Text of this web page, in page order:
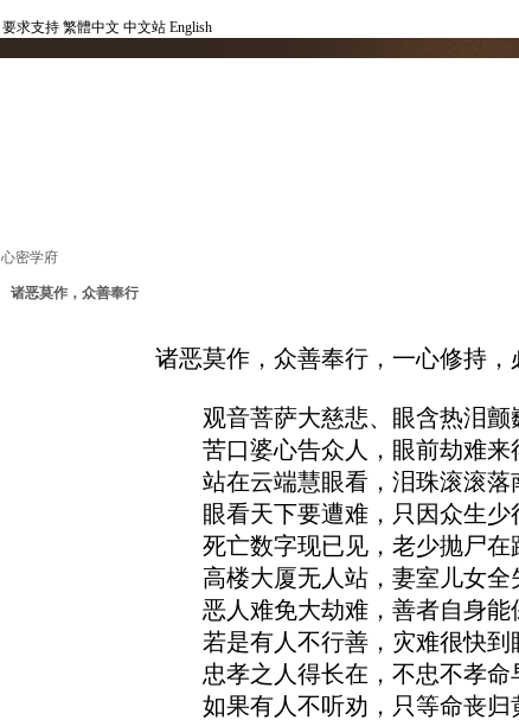
要求支持 繁體中文 中文站 English
心密学府
诸恶莫作，众善奉行
诸恶莫作，众善奉行，一心修持，
观音菩萨大慈悲、眼含热泪颤
苦口婆心告众人，眼前劫难来
站在云端慧眼看，泪珠滚滚落
眼看天下要遭难，只因众生少
死亡数字现已见，老少抛尸在
高楼大厦无人站，妻室儿女全
恶人难免大劫难，善者自身能
若是有人不行善，灾难很快到
忠孝之人得长在，不忠不孝命
如果有人不听劝，只等命丧归